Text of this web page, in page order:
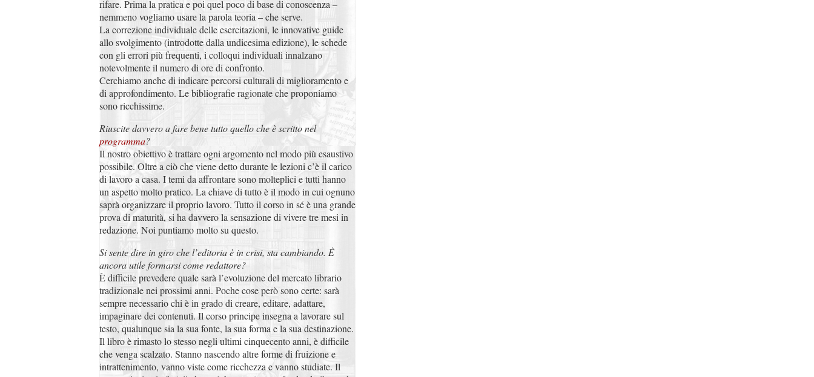
rifare. Prima la pratica e poi quel poco di base di conoscenza –
nemmeno vogliamo usare la parola teoria – che serve.
La correzione individuale delle esercitazioni, le innovative guide
allo svolgimento (introdotte dalla undicesima edizione), le schede
con gli errori più frequenti, i colloqui individuali innalzano
notevolmente il numero di ore di confronto.
Cerchiamo anche di indicare percorsi culturali di miglioramento e
di approfondimento. Le bibliografie ragionate che proponiamo
sono ricchissime.
Riuscite davvero a fare bene tutto quello che è scritto nel
programma?
Il nostro obiettivo è trattare ogni argomento nel modo più esaustivo
possibile. Oltre a ciò che viene detto durante le lezioni c’è il carico
di lavoro a casa. I temi da affrontare sono molteplici e tutti hanno
un aspetto molto pratico. La chiave di tutto è il modo in cui ognuno
saprà organizzare il proprio lavoro. Tutto il corso in sé è una grande
prova di maturità, si ha davvero la sensazione di vivere tre mesi in
redazione. Noi puntiamo molto su questo.
Si sente dire in giro che l’editoria è in crisi, sta cambiando. È
ancora utile formarsi come redattore?
È difficile prevedere quale sarà l’evoluzione del mercato librario
tradizionale nei prossimi anni. Poche cose però sono certe: sarà
sempre necessario chi è in grado di creare, editare, adattare,
impaginare dei contenuti. Il corso principe insegna a lavorare sul
testo, qualunque sia la sua fonte, la sua forma e la sua destinazione.
Il libro è rimasto lo stesso negli ultimi cinquecento anni, è difficile
che venga scalzato. Stanno nascendo altre forme di fruizione e
intrattenimento, vanno viste come ricchezza e vanno studiate. Il